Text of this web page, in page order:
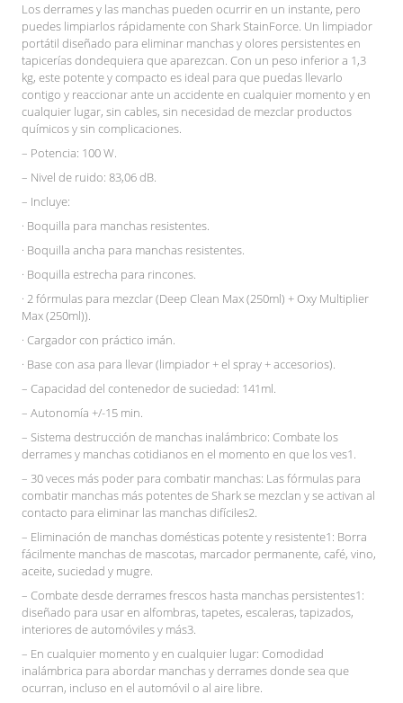
Los derrames y las manchas pueden ocurrir en un instante, pero
puedes limpiarlos rápidamente con Shark StainForce. Un limpiador
portátil diseñado para eliminar manchas y olores persistentes en
tapicerías dondequiera que aparezcan. Con un peso inferior a 1,3
kg, este potente y compacto es ideal para que puedas llevarlo
contigo y reaccionar ante un accidente en cualquier momento y en
cualquier lugar, sin cables, sin necesidad de mezclar productos
químicos y sin complicaciones.
– Potencia: 100 W.
– Nivel de ruido: 83,06 dB.
– Incluye:
· Boquilla para manchas resistentes.
· Boquilla ancha para manchas resistentes.
· Boquilla estrecha para rincones.
· 2 fórmulas para mezclar (Deep Clean Max (250ml) + Oxy Multiplier
Max (250ml)).
· Cargador con práctico imán.
· Base con asa para llevar (limpiador + el spray + accesorios).
– Capacidad del contenedor de suciedad: 141ml.
– Autonomía +/-15 min.
– Sistema destrucción de manchas inalámbrico: Combate los
derrames y manchas cotidianos en el momento en que los ves1.
– 30 veces más poder para combatir manchas: Las fórmulas para
combatir manchas más potentes de Shark se mezclan y se activan al
contacto para eliminar las manchas difíciles2.
– Eliminación de manchas domésticas potente y resistente1: Borra
fácilmente manchas de mascotas, marcador permanente, café, vino,
aceite, suciedad y mugre.
– Combate desde derrames frescos hasta manchas persistentes1:
diseñado para usar en alfombras, tapetes, escaleras, tapizados,
interiores de automóviles y más3.
– En cualquier momento y en cualquier lugar: Comodidad
inalámbrica para abordar manchas y derrames donde sea que
ocurran, incluso en el automóvil o al aire libre.